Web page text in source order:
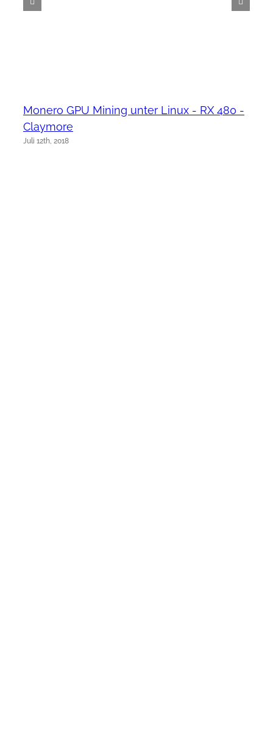
Monero GPU Mining unter Linux - RX 480 -
Claymore
Juli 12th, 2018